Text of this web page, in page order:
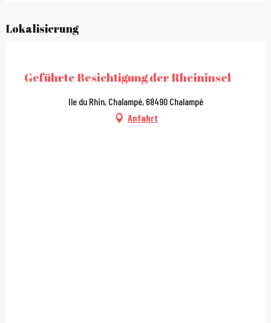
Lokalisierung
Geführte Besichtigung der Rheininsel
Ile du Rhin, Chalampé, 68490 Chalampé
Anfahrt